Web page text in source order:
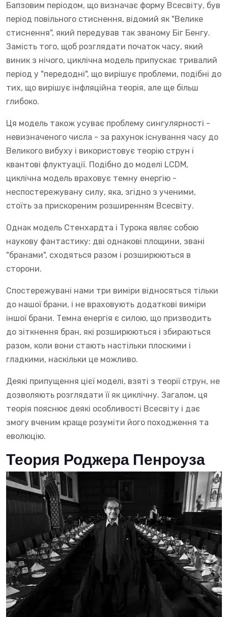
Бапзовим періодом, що визначає форму Всесвіту, був
період повільного стиснення, відомий як "Велике
стиснення", який передував так званому Біг Бенгу.
Замість того, щоб розглядати початок часу, який
виник з нічого, циклічна модель припускає тривалий
період у "передодні", що вирішує проблеми, подібні до
тих, що вирішує інфляційна теорія, але ще більш
глибоко.
Ця модель також усуває проблему сингулярності -
невизначеного числа - за рахунок існування часу до
Великого вибуху і використовує теорію струн і
квантові флуктуації. Подібно до моделі LCDM,
циклічна модель враховує темну енергію -
неспостережувану силу, яка, згідно з ученими,
стоїть за прискореним розширенням Всесвіту.
Однак модель Стенхардта і Турока являє собою
наукову фантастику: дві однакові площини, звані
"бранами", сходяться разом і розширюються в
сторони.
Спостережувані нами три виміри відносяться тільки
до нашої брани, і не враховують додаткові виміри
іншої брани. Темна енергія є силою, що призводить
до зіткнення бран, які розширюються і збираються
разом, коли вони стають настільки плоскими і
гладкими, наскільки це можливо.
Деякі припущення цієї моделі, взяті з теорії струн, не
дозволяють розглядати її як циклічну. Загалом, ця
теорія пояснює деякі особливості Всесвіту і дає
змогу вченим краще розуміти його походження та
еволюцію.
Теория Роджера Пенроуза